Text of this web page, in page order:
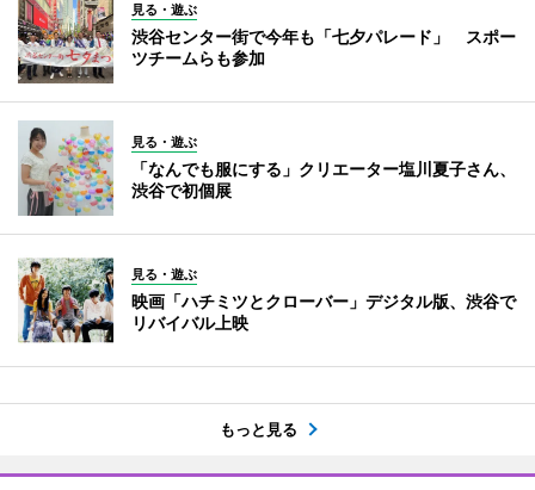
見る・遊ぶ
渋谷センター街で今年も「七夕パレード」 スポー
ツチームらも参加
見る・遊ぶ
「なんでも服にする」クリエーター塩川夏子さん、
渋谷で初個展
見る・遊ぶ
映画「ハチミツとクローバー」デジタル版、渋谷で
リバイバル上映
もっと見る